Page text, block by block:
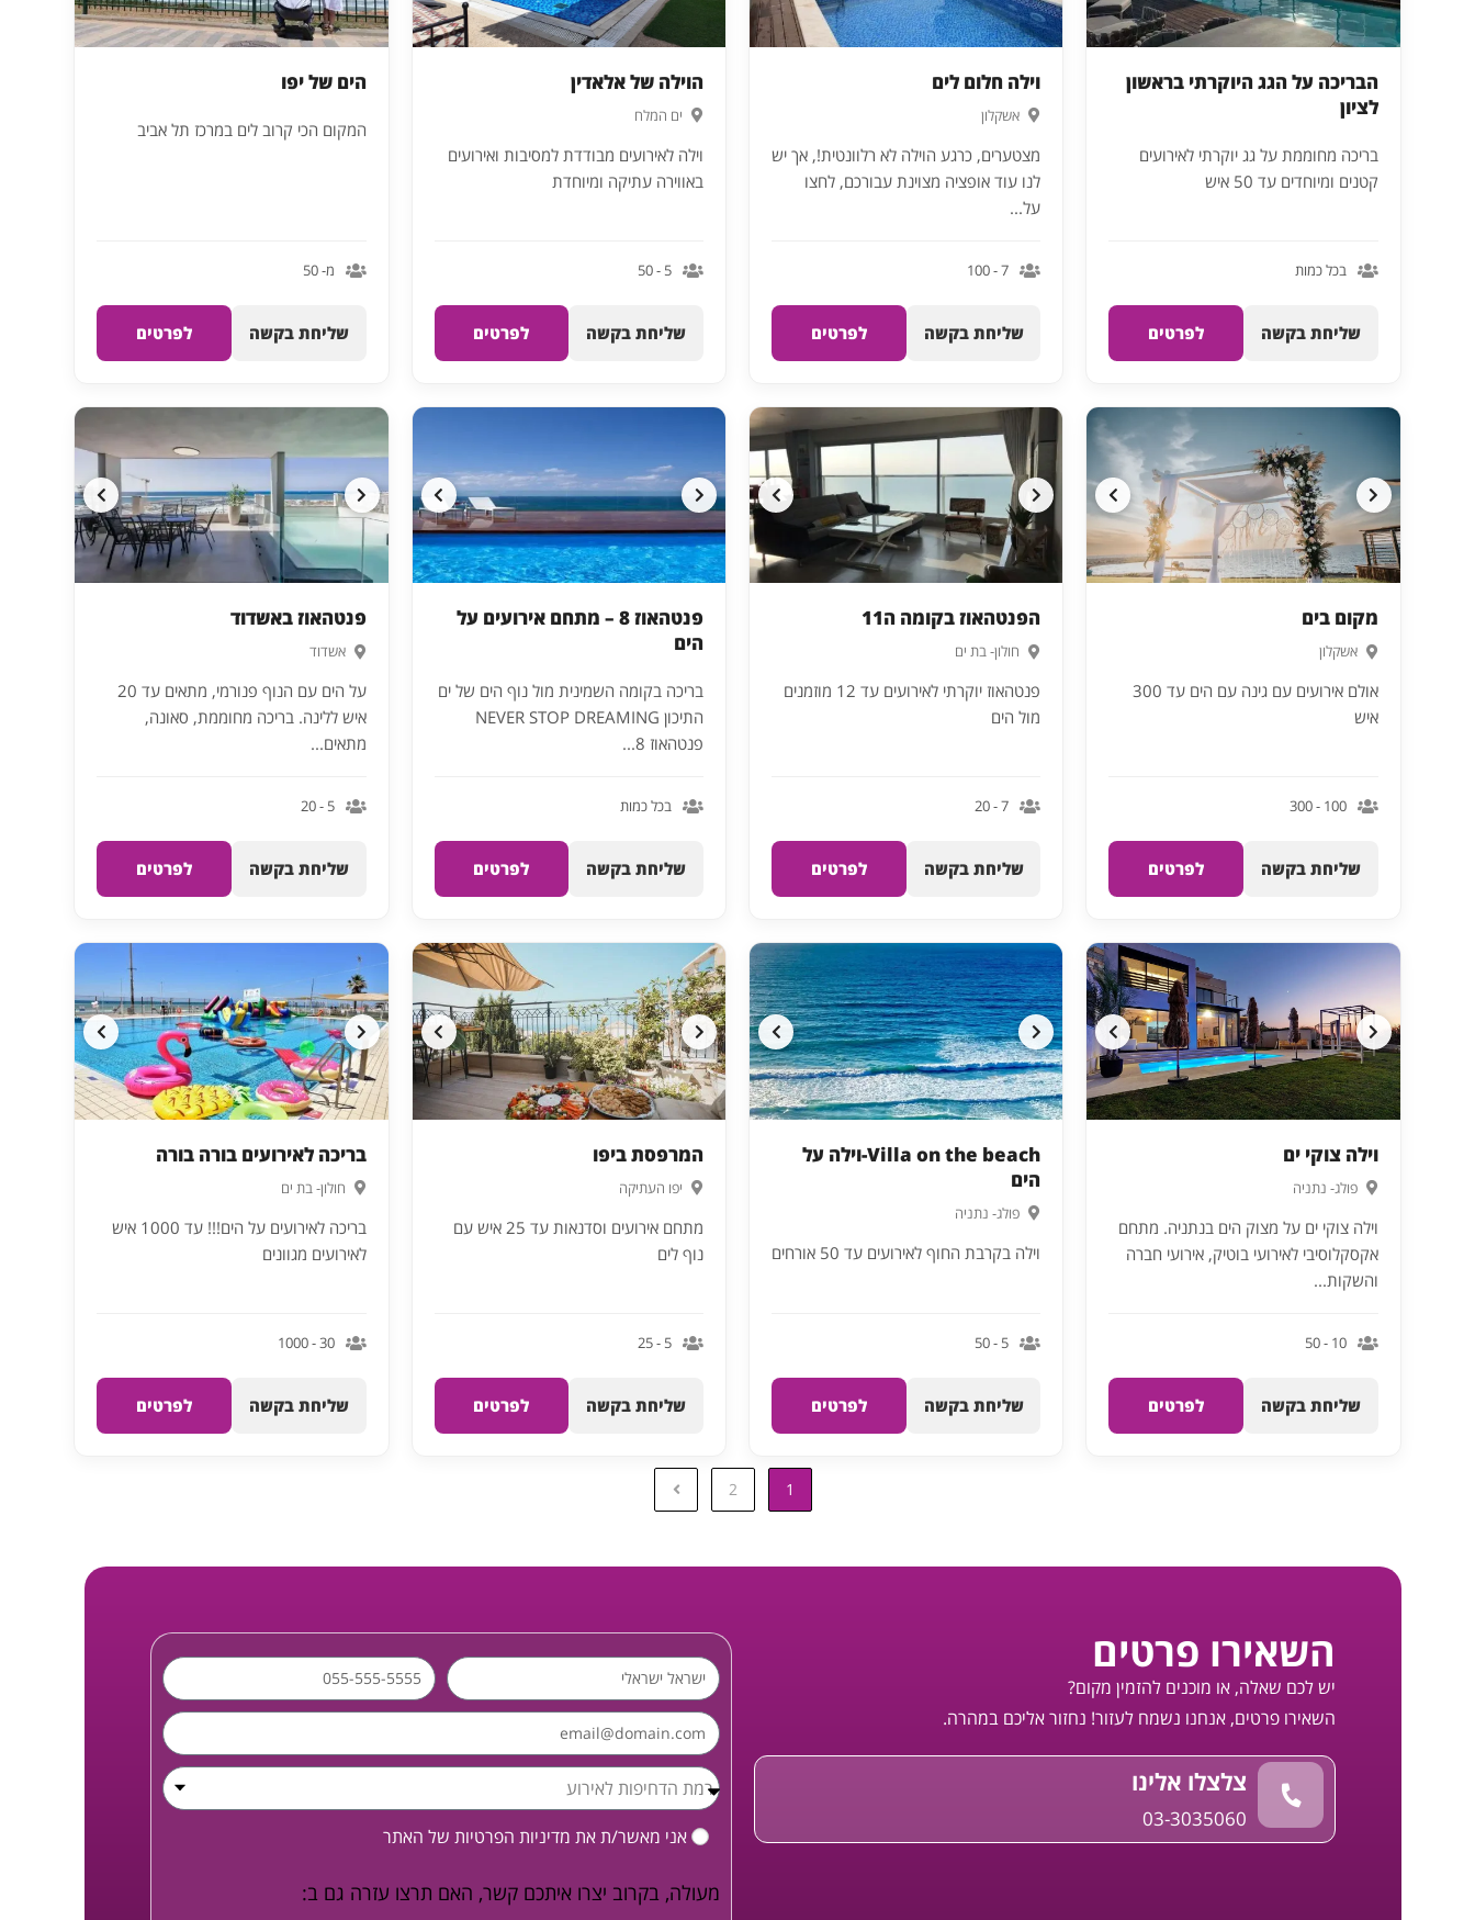
הבריכה על הגג היוקרתי בראשון
לציון
בריכה מחוממת על גג יוקרתי לאירועים
קטנים ומיוחדים עד 50 איש
בכל כמות
שליחת בקשה לפרטים
וילה חלום לים
אשקלון
מצטערים, כרגע הוילה לא רלוונטית!, אך יש
לנו עוד אופציה מצוינת עבורכם, לחצו
על...
7 - 100
שליחת בקשה לפרטים
הוילה של אלאדין
ים המלח
וילה לאירועים מבודדת למסיבות ואירועים
באווירה עתיקה ומיוחדת
5 - 50
שליחת בקשה לפרטים
הים של יפו
המקום הכי קרוב לים במרכז תל אביב
מ- 50
שליחת בקשה לפרטים
מקום בים
אשקלון
אולם אירועים עם גינה עם הים עד 300
איש
100 - 300
שליחת בקשה לפרטים
הפנטהאוז בקומה ה11
חולון- בת ים
פנטהאוז יוקרתי לאירועים עד 12 מוזמנים
מול הים
7 - 20
שליחת בקשה לפרטים
פנטהאוז 8 – מתחם אירועים על
הים
בריכה בקומה השמינית מול נוף הים של ים
התיכון NEVER STOP DREAMING
פנטהאוז 8...
בכל כמות
שליחת בקשה לפרטים
פנטהאוז באשדוד
אשדוד
על הים עם הנוף פנורמי, מתאים עד 20
איש ללינה. בריכה מחוממת, סאונה,
מתאים...
5 - 20
שליחת בקשה לפרטים
וילה צוקי ים
פולג- נתניה
וילה צוקי ים על מצוק הים בנתניה. מתחם
אקסקלוסיבי לאירועי בוטיק, אירועי חברה
והשקות...
10 - 50
שליחת בקשה לפרטים
Villa on the beach-וילה על
הים
פולג- נתניה
וילה בקרבת החוף לאירועים עד 50 אורחים
5 - 50
שליחת בקשה לפרטים
המרפסת ביפו
יפו העתיקה
מתחם אירועים וסדנאות עד 25 איש עם
נוף לים
5 - 25
שליחת בקשה לפרטים
בריכה לאירועים בורה בורה
חולון- בת ים
בריכה לאירועים על הים!!! עד 1000 איש
לאירועים מגוונים
30 - 1000
שליחת בקשה לפרטים
1
2
השאירו פרטים
יש לכם שאלה, או מוכנים להזמין מקום?
השאירו פרטים, אנחנו נשמח לעזור! נחזור אליכם במהרה.
צלצלו אלינו
03-3035060
אני מאשר/ת את מדיניות הפרטיות של האתר
מעולה, בקרוב יצרו איתכם קשר, האם תרצו עזרה גם ב: